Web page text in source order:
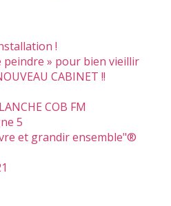
!
peindre » pour bien vieillir
CABINET !!
COB FM
5
et grandir ensemble"®